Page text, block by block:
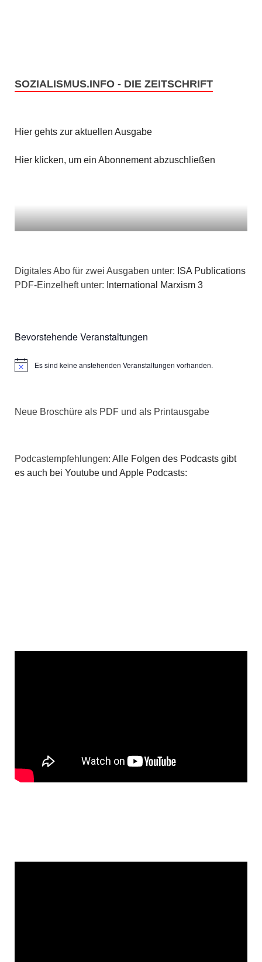
SOZIALISMUS.INFO - DIE ZEITSCHRIFT
Hier gehts zur aktuellen Ausgabe
Hier klicken, um ein Abonnement abzuschließen
Digitales Abo für zwei Ausgaben unter: ISA Publications
PDF-Einzelheft unter: International Marxism 3
Bevorstehende Veranstaltungen
HinweisEs sind keine anstehenden Veranstaltungen vorhanden.
Neue Broschüre als PDF und als Printausgabe
Podcastempfehlungen: Alle Folgen des Podcasts gibt
es auch bei Youtube und Apple Podcasts: